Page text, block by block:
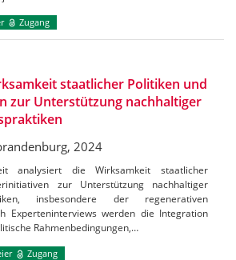
Zugang
staatlicher Politiken und
zur Unterstützung nachhaltiger
2024
analysiert die Wirksamkeit staatlicher
zur Unterstützung nachhaltiger
insbesondere der regenerativen
Experteninterviews werden die Integration
Rahmenbedingungen,…
Zugang